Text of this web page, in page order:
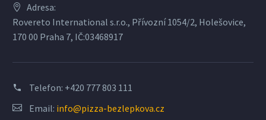
Adresa:
Rovereto International s.r.o., Přívozní 1054/2, Holešovice,
170 00 Praha 7, IČ:03468917
Telefon: +420 777 803 111
Email: info@pizza-bezlepkova.cz